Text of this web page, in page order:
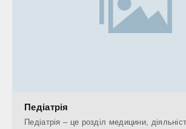
Педіатрія
Педіатрія – це розділ медицини,